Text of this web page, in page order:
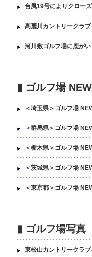
台風19号によりクロー
高麗川カントリークラブ
河川敷ゴルフ場に鹿がい
▮ ゴルフ場
＜埼玉県＞ゴルフ場
＜群馬県＞ゴルフ場
＜栃木県＞ゴルフ場
＜茨城県＞ゴルフ場
＜東京都＞ゴルフ場
▮ ゴルフ場写真
東松山カントリークラ